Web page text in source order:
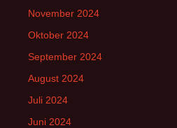
November 2024
Oktober 2024
September 2024
August 2024
Juli 2024
Juni 2024